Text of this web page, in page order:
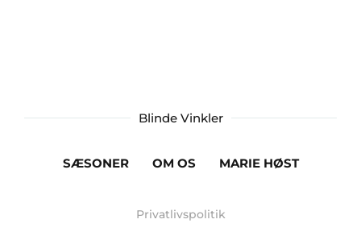
Blinde Vinkler
SÆSONER OM OS MARIE HØST
Privatlivspolitik